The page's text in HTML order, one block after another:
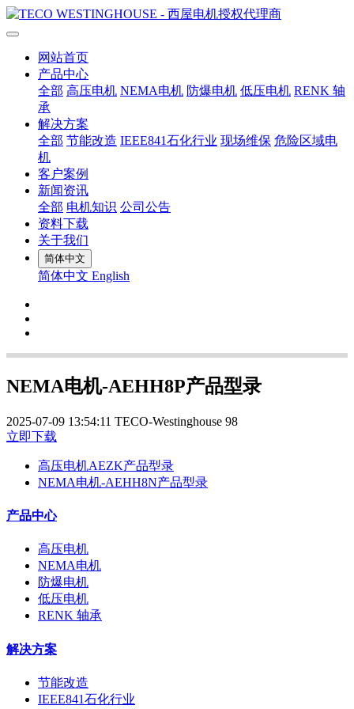
网站首页
产品中心
全部 高压电机 NEMA电机 防爆电机 低压电机 RENK 轴
承
解决方案
全部 节能改造 IEEE841石化行业 现场维保 危险区域电
机
客户案例
新闻资讯
全部 电机知识 公司公告
资料下载
关于我们
简体中文
简体中文 English
NEMA电机-AEHH8P产品型录
2025-07-09 13:54:11 TECO-Westinghouse 98
立即下载
高压电机AEZK产品型录
NEMA电机-AEHH8N产品型录
产品中心
高压电机
NEMA电机
防爆电机
低压电机
RENK 轴承
解决方案
节能改造
IEEE841石化行业